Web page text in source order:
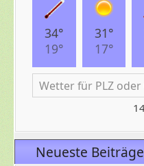
Neueste Beiträge